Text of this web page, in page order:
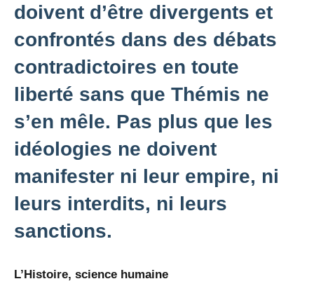
doivent d’être divergents et
confrontés dans des débats
contradictoires en toute
liberté sans que Thémis ne
s’en mêle. Pas plus que les
idéologies ne doivent
manifester ni leur empire, ni
leurs interdits, ni leurs
sanctions.
L’Histoire, science humaine